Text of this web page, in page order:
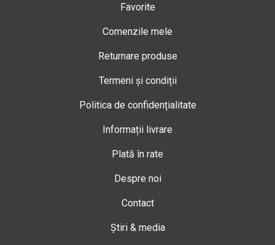
Favorite
Comenzile mele
Returnare produse
Termeni și condiții
Politica de confidențialitate
Informații livrare
Plată în rate
Despre noi
Contact
Știri & media